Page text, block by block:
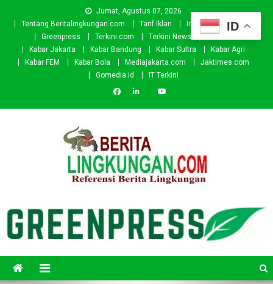
Jumat, Agustus 07, 2026
Tentang Beritalingkungan.com
Tarif Iklan Investor
Donasi
Greenpress
Terkini.com Terkini News
Kabar.id
Kabar Jakarta
Kabar Bandung Kabar Sultra
Kabar Agri
Kabar FEM
Kabar Bola Mediajakarta.com
Jaktimes.com
Gomedia.id
IT Terkini
ID